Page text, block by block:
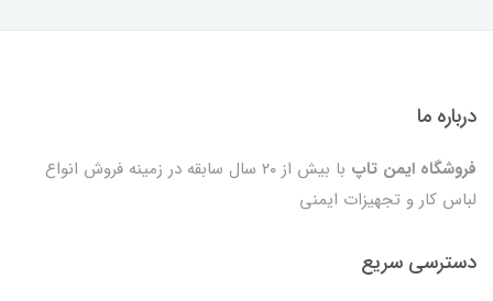
درباره ما
فروشگاه ایمن تاپ
با بیش از ۲۰ سال سابقه در زمینه فروش انواع
لباس کار و تجهیزات ایمنی
دسترسی سریع